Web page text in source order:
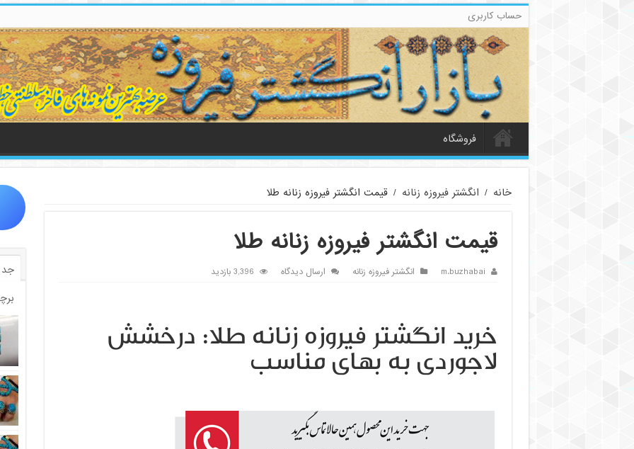
حساب کاربری
فروشگاه
خانه / انگشتر فیروزه زنانه / قیمت انگشتر فیروزه زنانه طلا
قیمت انگشتر فیروزه زنانه طلا
m.buzhabai انگشتر فیروزه زنانه ارسال دیدگاه 3,396 بازدید
خرید انگشتر فیروزه زنانه طلا: درخشش
لاجوردی به بهای مناسب